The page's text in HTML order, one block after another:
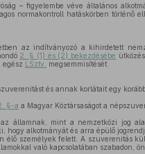
– figyelembe véve általános
normakontroll hatáskörben
az indítványozó a kihirdetett
2. § (1) és (2) bekezdésébe
egész LSztv. megsemmisítését.
és annak korlátait egy
§-a a Magyar Köztársaságot a
államnak, mint a nemzetközi jog
hogy alkotmányát és arra épülő
élő személyek felett. A szuverenitás
való kapcsolatában szabadon,